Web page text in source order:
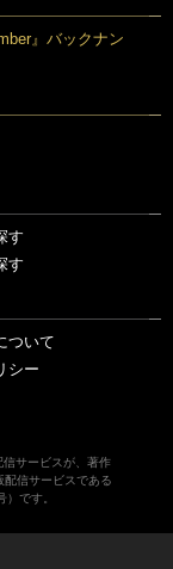
』バックナン
す
す
ついて
シー
サービスが、著作
信サービスである
です。